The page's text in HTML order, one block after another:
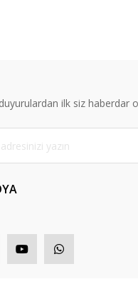
ilk siz haberdar